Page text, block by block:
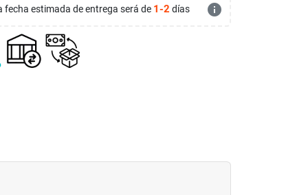
fecha estimada de entrega será de 1-2 días info